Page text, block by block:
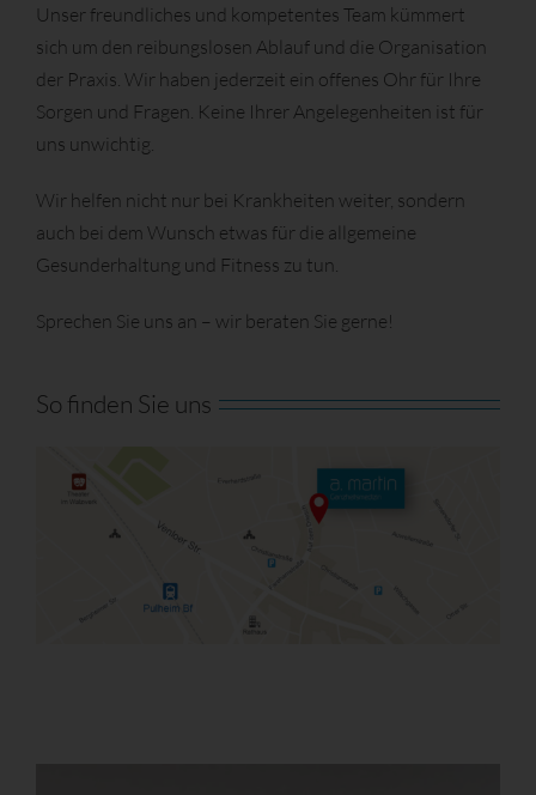
Unser freundliches und kompetentes Team kümmert
sich um den reibungslosen Ablauf und die Organisation
der Praxis. Wir haben jederzeit ein offenes Ohr für Ihre
Sorgen und Fragen. Keine Ihrer Angelegenheiten ist für
uns unwichtig.
Wir helfen nicht nur bei Krankheiten weiter, sondern
auch bei dem Wunsch etwas für die allgemeine
Gesunderhaltung und Fitness zu tun.
Sprechen Sie uns an – wir beraten Sie gerne!
So finden Sie uns